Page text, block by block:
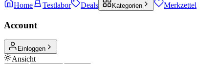
Home Testlabor Deals Kategorien Merkzettel
Account
Einloggen
Ansicht